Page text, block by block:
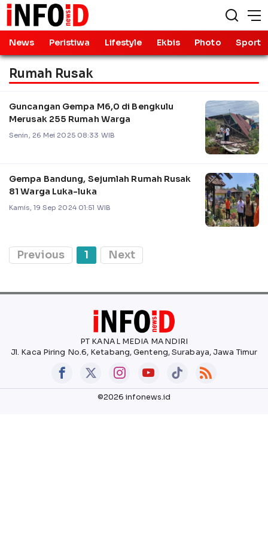
News Peristiwa Lifestyle Ekbis Photo Sport
Rumah Rusak
Guncangan Gempa M6,0 di Bengkulu
Merusak 255 Rumah Warga
Senin, 26 Mei 2025 08:33 WIB
Gempa Bandung, Sejumlah Rumah Rusak
81 Warga Luka-luka
Kamis, 19 Sep 2024 01:51 WIB
Previous 1 Next
PT KANAL MEDIA MANDIRI
Jl. Kaca Piring No.6, Ketabang, Genteng, Surabaya, Jawa Timur
©2026 infonews.id